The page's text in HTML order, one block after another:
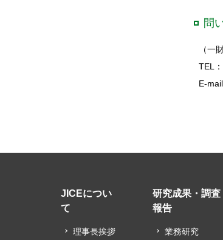
問
（一
TEL
E-
JICEについ
て
理事長挨拶
研究成果・調査
報告
業務研究